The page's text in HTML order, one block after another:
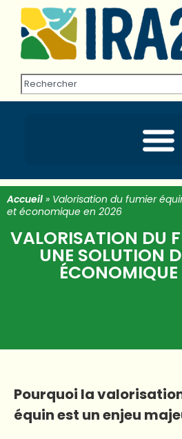
Accueil » Valorisation du fumier
et économique en 2026
VALORISATION DU
UNE SOLUTION
Pourquoi la
équin est un enjeu